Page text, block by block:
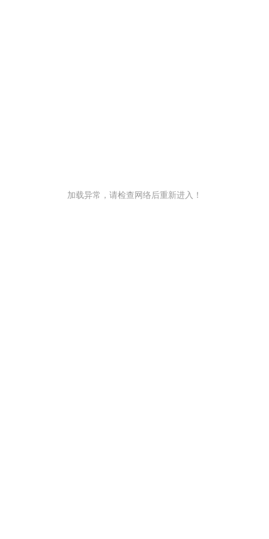
加载异常，请检查网络后重新进入！